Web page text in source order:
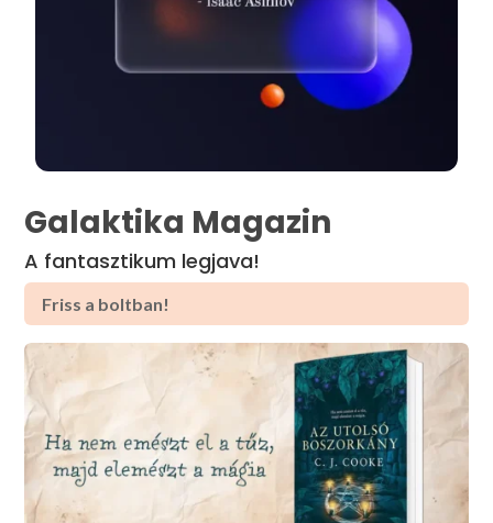
Galaktika Magazin
A fantasztikum legjava!
Friss a boltban!